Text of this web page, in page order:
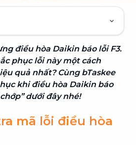
điều hòa Daikin báo lỗi F3.
phục lỗi này một cách
quả nhất? Cùng bTaskee
khi điều hòa Daikin báo
dưới đây nhé!
mã lỗi điều hòa